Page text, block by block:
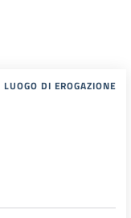
LUOGO DI EROGAZIONE